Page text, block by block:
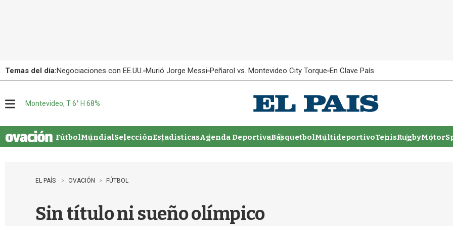
Temas del día:Negociaciones con EE.UU. Murió Jorge Messi Peñarol vs. Montevideo City Torque En Clave País
u
Montevideo, T 6° H 68%
FútbolMundialSelecciónEstadisticasAgenda DeportivaBásquetbolMultideportivoTenisRugby
EL PAÍS OVACIÓN FÚTBOL
Sin título ni sueño olímpico